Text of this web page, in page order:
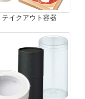
テイクアウト容器